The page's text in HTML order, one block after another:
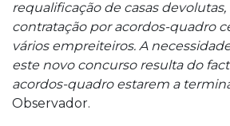
requalificação de casas
contratação por acordos-quadro
vários empreiteiros. A
este novo concurso resulta do
acordos-quadro estarem a
Observador.